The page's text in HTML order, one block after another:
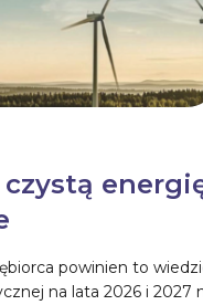
czystą
powinien to
na lata 2026 i 2027